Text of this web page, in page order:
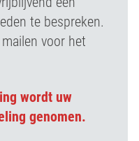
te bespreken.
voor het
wordt uw
genomen.